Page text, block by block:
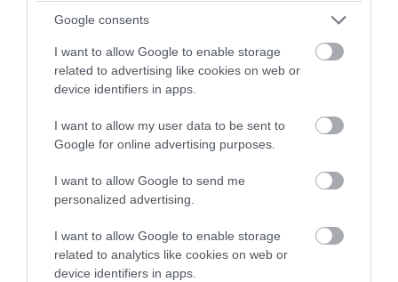
Google consents
I want to allow Google to enable storage
related to advertising like cookies on web or
device identifiers in apps.
I want to allow my user data to be sent to
Google for online advertising purposes.
I want to allow Google to send me
personalized advertising.
I want to allow Google to enable storage
related to analytics like cookies on web or
device identifiers in apps.
Ακολουθήστε το evima.gr στο
Διαβάστε όλες τις ειδήσεις για την Εύβοια
Διαβάστε όλες τις
τελευταίες ειδήσεις για την
Ελλάδακαι τονΚόσμοστο
TAGS: ΕΚΠΑΙΔΕΥΤΙΚΟΙ ΕΠΙΔΟΜΑ 220 ΕΥΡΩ
ΡΟΗ ΕΙΔΗΣΕΩΝ